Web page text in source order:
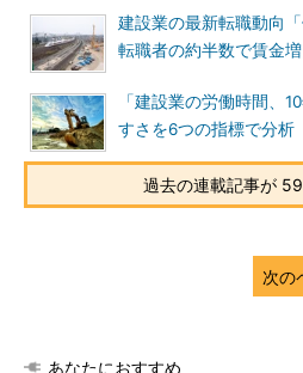
建設業の最新転職動向
転職者の約半数で賃金増
「建設業の労働時間、
すさを6つの指標で分析
過去の連載記事が
次の
あなたにおすすめ